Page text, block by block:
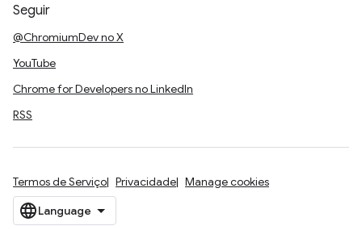
Seguir
@ChromiumDev no X
YouTube
Chrome for Developers no LinkedIn
RSS
Termos de Serviço Privacidade Manage cookies